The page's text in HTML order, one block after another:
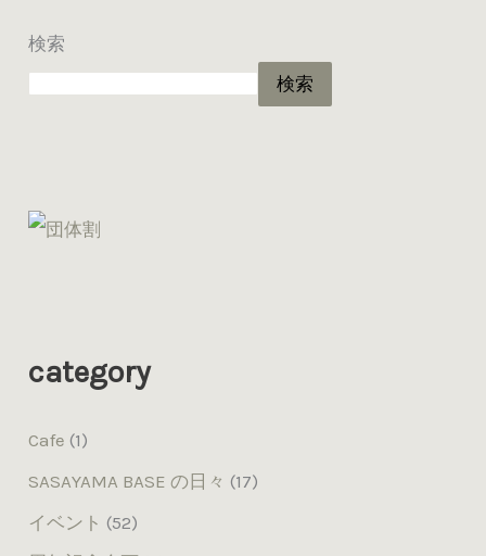
検索
検索
category
Cafe (1)
SASAYAMA BASE の日々 (17)
イベント (52)